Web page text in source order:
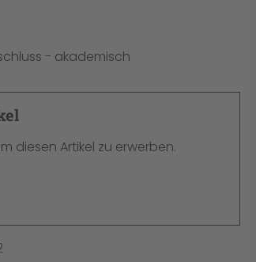
- akademisch
diesen Artikel zu erwerben.